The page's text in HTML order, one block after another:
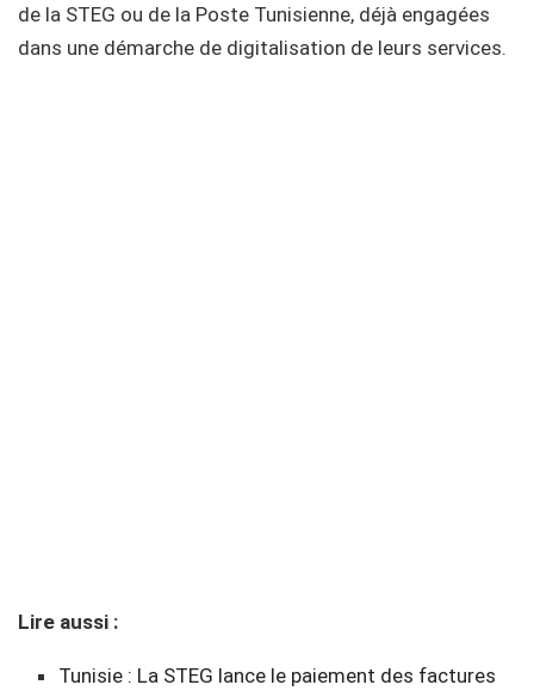
de la STEG ou de la Poste Tunisienne, déjà engagées
dans une démarche de digitalisation de leurs services.
Lire aussi :
Tunisie : La STEG lance le paiement des factures